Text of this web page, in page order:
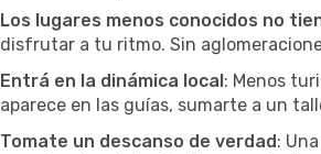
Los lugares menos conocidos no
disfrutar a tu ritmo. Sin
Entrá en la dinámica local: Menos
aparece en las guías, sumarte a un
Tomate un descanso de verdad: